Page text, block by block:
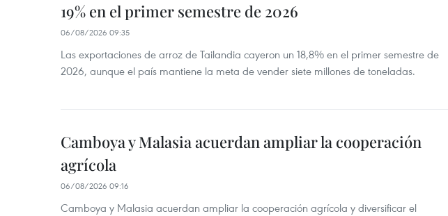
19% en el primer semestre de 2026
06/08/2026 09:35
Las exportaciones de arroz de Tailandia cayeron un 18,8% en el primer semestre de
2026, aunque el país mantiene la meta de vender siete millones de toneladas.
Camboya y Malasia acuerdan ampliar la cooperación
agrícola
06/08/2026 09:16
Camboya y Malasia acuerdan ampliar la cooperación agrícola y diversificar el